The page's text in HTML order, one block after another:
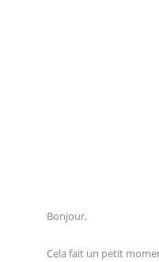
Bonjour,
Cela fait un petit